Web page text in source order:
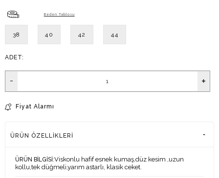
Beden Tablosu
38 40 42 44
ADET:
Fiyat Alarmı
ÜRÜN ÖZELLIKLERI
ÜRÜN BİLGİSİ:Viskonlu hafif esnek kumaş,düz kesim ,uzun
kollu,tek düğmeli,yarım astarlı, klasik ceket.